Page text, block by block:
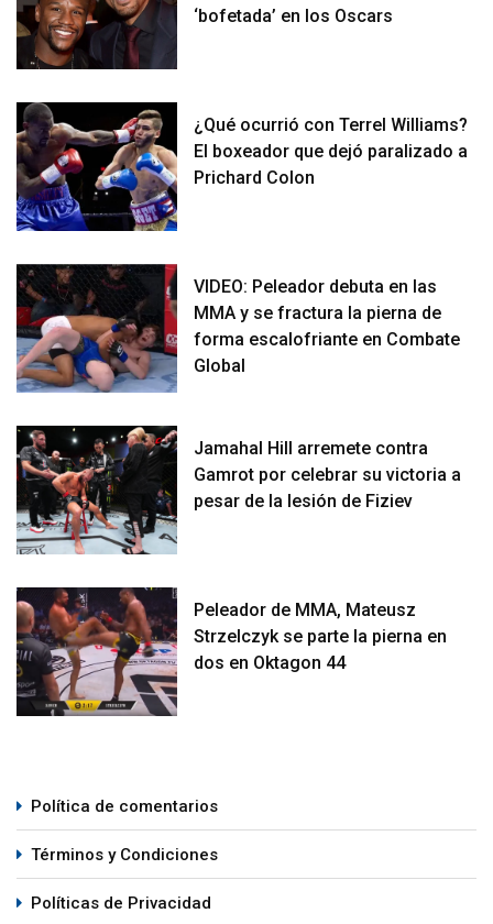
‘bofetada’ en los Oscars
¿Qué ocurrió con Terrel Williams?
El boxeador que dejó paralizado a
Prichard Colon
VIDEO: Peleador debuta en las
MMA y se fractura la pierna de
forma escalofriante en Combate
Global
Jamahal Hill arremete contra
Gamrot por celebrar su victoria a
pesar de la lesión de Fiziev
Peleador de MMA, Mateusz
Strzelczyk se parte la pierna en
dos en Oktagon 44
Política de comentarios
Términos y Condiciones
Políticas de Privacidad